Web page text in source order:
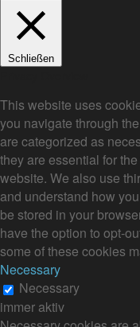
Schließen
This website uses
you navigate through
are categorized as
they are essential for
website. We also use
and understand how
be stored in your
have the option to opt-
some of these cookies
Necessary
Necessary
immer aktiv